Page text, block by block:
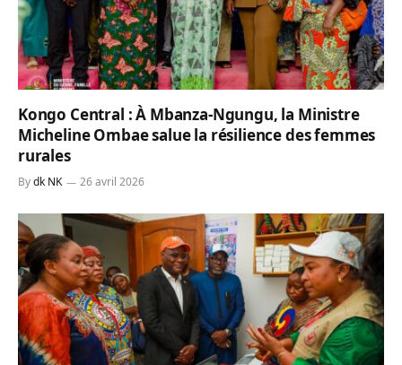
Kongo Central : À Mbanza-Ngungu, la Ministre
Micheline Ombae salue la résilience des femmes
rurales
Bydk NK 26 avril 2026